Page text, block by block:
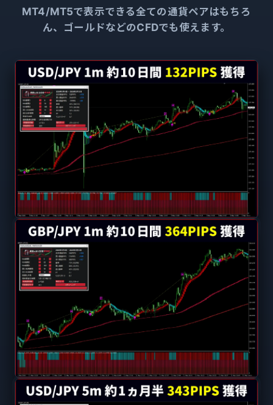
MT4/MT5で表示できる全ての通貨ペアはもちろ
ん、ゴールドなどのCFDでも使えます。